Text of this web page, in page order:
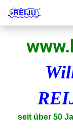
seit über 50